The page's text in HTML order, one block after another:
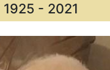
1925 - 2021